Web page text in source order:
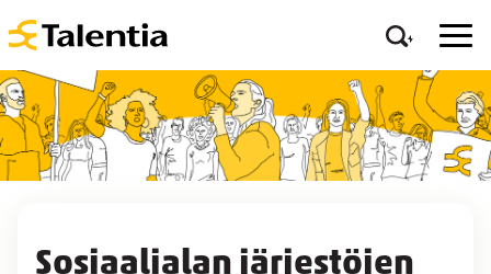
Sosiaalialan järjestöjen